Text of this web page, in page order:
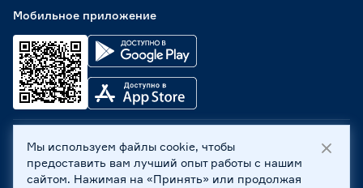
Мобильное приложение
ООО «Бауцентр Рус» 2004 -2026, 236029, г. Калининград,
ул. А.Невского, 205. ИНН 7702596813, КПП 390601001 ©
Все права защищены
Мы используем файлы cookie, чтобы
предоставить вам лучший опыт работы с нашим
сайтом. Нажимая на «Принять» или продолжая